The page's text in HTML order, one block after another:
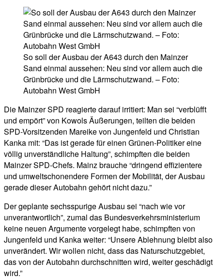
So soll der Ausbau der A643 durch den Mainzer
Sand einmal aussehen: Neu sind vor allem auch die
Grünbrücke und die Lärmschutzwand. – Foto:
Autobahn West GmbH
Die Mainzer SPD reagierte darauf irritiert: Man sei “verblüfft
und empört” von Kowols Äußerungen, teilten die beiden
SPD-Vorsitzenden Mareike von Jungenfeld und Christian
Kanka mit: “Das ist gerade für einen Grünen-Politiker eine
völlig unverständliche Haltung”, schimpften die beiden
Mainzer SPD-Chefs. Mainz brauche “dringend effizientere
und umweltschonendere Formen der Mobilität, der Ausbau
gerade dieser Autobahn gehört nicht dazu.”
Der geplante sechsspurige Ausbau sei “nach wie vor
unverantwortlich”, zumal das Bundesverkehrsministerium
keine neuen Argumente vorgelegt habe, schimpften von
Jungenfeld und Kanka weiter: “Unsere Ablehnung bleibt also
unverändert. Wir wollen nicht, dass das Naturschutzgebiet,
das von der Autobahn durchschnitten wird, weiter geschädigt
wird.”